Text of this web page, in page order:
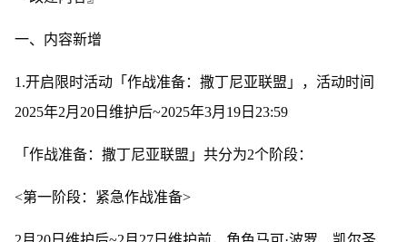
一、内容新增
1.开启限时活动「作战准备：撒丁尼亚联盟」，活动时间
2025年2月20日维护后~2025年3月19日23:59
「作战准备：撒丁尼亚联盟」共分为2个阶段：
<第一阶段：紧急作战准备>